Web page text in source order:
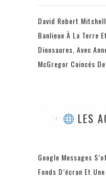
David Robert
Banlieue À La Terre
Dinosaures, Avec
McGregor Coincés
LES
Google Messages
Fonds D’écran Et